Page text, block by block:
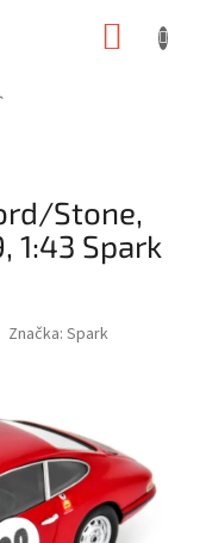
Stone,
1:43 Spark
Značka:Spark